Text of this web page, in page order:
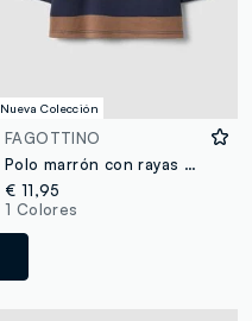
Nueva Colección
FAGOTTINO
Polo marrón con rayas azules de algodón orgánico para bebé, corte regular
€ 11,95
1 Colores